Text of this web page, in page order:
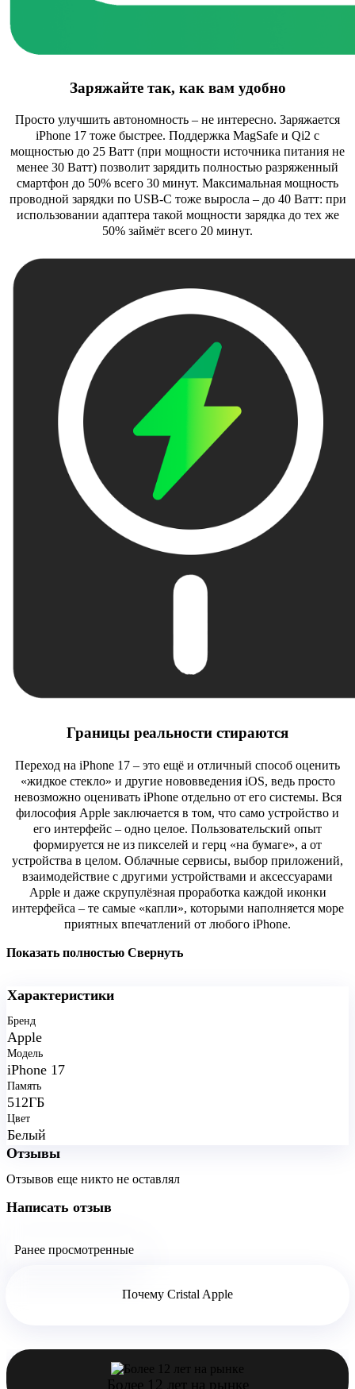
Заряжайте так, как вам удобно
Просто улучшить автономность – не интересно. Заряжается
iPhone 17 тоже быстрее. Поддержка MagSafe и Qi2 с
мощностью до 25 Ватт (при мощности источника питания не
менее 30 Ватт) позволит зарядить полностью разряженный
смартфон до 50% всего 30 минут. Максимальная мощность
проводной зарядки по USB-C тоже выросла – до 40 Ватт: при
использовании адаптера такой мощности зарядка до тех же
50% займёт всего 20 минут.
Границы реальности стираются
Переход на iPhone 17 – это ещё и отличный способ оценить
«жидкое стекло» и другие нововведения iOS, ведь просто
невозможно оценивать iPhone отдельно от его системы. Вся
философия Apple заключается в том, что само устройство и
его интерфейс – одно целое. Пользовательский опыт
формируется не из пикселей и герц «на бумаге», а от
устройства в целом. Облачные сервисы, выбор приложений,
взаимодействие с другими устройствами и аксессуарами
Apple и даже скрупулёзная проработка каждой иконки
интерфейса – те самые «капли», которыми наполняется море
приятных впечатлений от любого iPhone.
Показать полностью Свернуть
Характеристики
Бренд
Apple
Модель
iPhone 17
Память
512ГБ
Цвет
Белый
Отзывы
Отзывов еще никто не оставлял
Написать отзыв
Ранее просмотренные
Почему Cristal Apple
Более 12 лет на рынке